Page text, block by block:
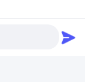
Stenter?